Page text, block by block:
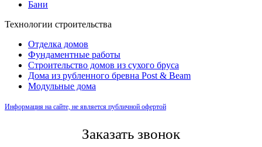
Бани
Технологии строительства
Отделка домов
Фундаментные работы
Строительство домов из сухого бруса
Дома из рубленного бревна Post & Beam
Модульные дома
Информация на сайте, не является публичной офертой
Заказать звонок